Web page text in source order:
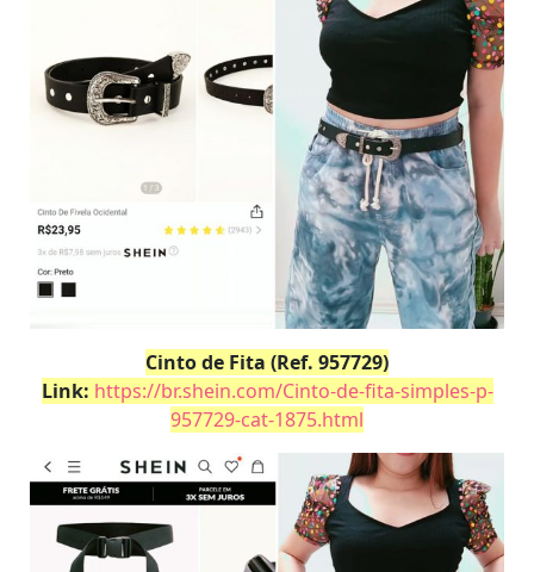
Cinto de Fita (Ref. 957729)
Link: https://br.shein.com/Cinto-de-fita-simples-p-
957729-cat-1875.html